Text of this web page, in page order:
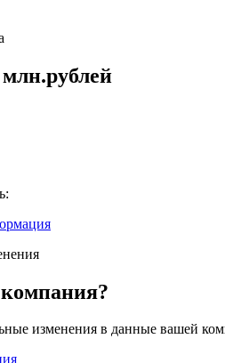
млн.рублей
изменения в данные вашей